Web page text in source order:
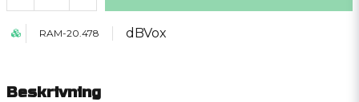
RAM-20.478 dBVox
Beskrivning